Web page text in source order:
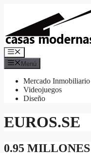
contenido
Menú
Menú
Mercado Inmobiliario
Videojuegos
Diseño
EUROS.SE
0.95